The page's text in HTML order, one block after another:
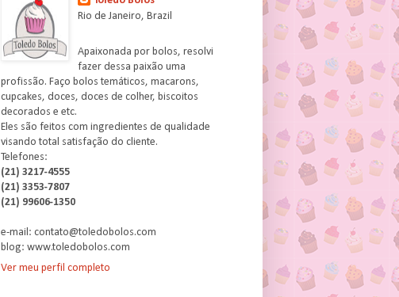
Rio de Janeiro, Brazil
Apaixonada por bolos, resolvi
fazer dessa paixão uma
profissão. Faço bolos temáticos, macarons,
cupcakes, doces, doces de colher, biscoitos
decorados e etc.
Eles são feitos com ingredientes de qualidade
visando total satisfação do cliente.
Telefones:
(21) 3217-4555
(21) 3353-7807
(21) 99606-1350
e-mail: contato@toledobolos.com
blog: www.toledobolos.com
Ver meu perfil completo